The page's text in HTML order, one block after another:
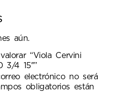
aún.
“Viola Cervini
3/4 15″”
electrónico no será
obligatorios están